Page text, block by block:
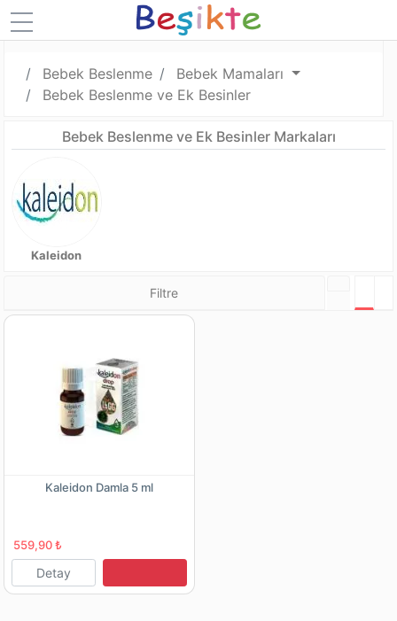
Bebek Beslenme
Bebek Mamaları
Bebek Beslenme ve Ek Besinler
Bebek Beslenme ve Ek Besinler Markaları
Kaleidon
Filtre
Kaleidon Damla 5 ml
559,90 ₺
Detay